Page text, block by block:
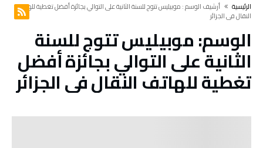
‫الرئيسية‬
‫أرشيف الوسم :‬ موبيليس تتوج للسنة الثانية على التوالي بجائزة أفضل تغطية للهاتف
النقال في الجزائر
الوسم:موبيليس تتوج للسنة
الثانية على التوالي بجائزة أفضل
تغطية للهاتف النقال في الجزائر